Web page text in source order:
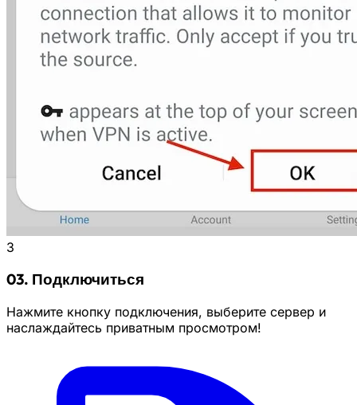
3
03. Подключиться
Нажмите кнопку подключения, выберите сервер и
наслаждайтесь приватным просмотром!